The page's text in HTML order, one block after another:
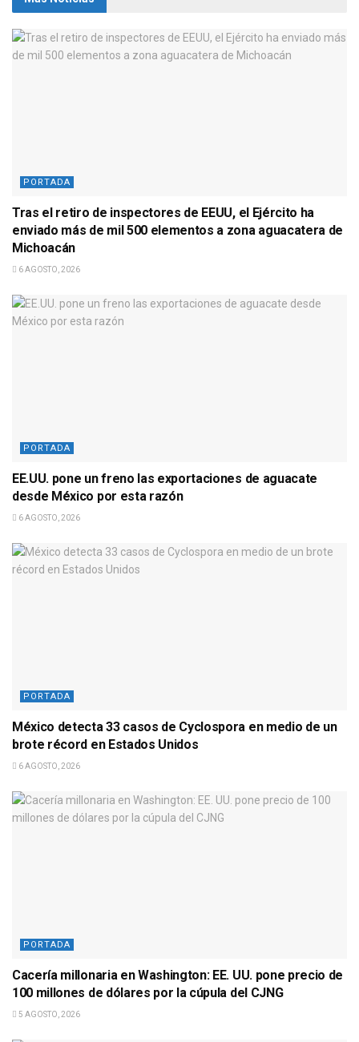
PORTADA
Tras el retiro de inspectores de EEUU, el Ejército ha
enviado más de mil 500 elementos a zona aguacatera de
Michoacán
6 AGOSTO, 2026
PORTADA
EE.UU. pone un freno las exportaciones de aguacate
desde México por esta razón
6 AGOSTO, 2026
PORTADA
México detecta 33 casos de Cyclospora en medio de un
brote récord en Estados Unidos
6 AGOSTO, 2026
PORTADA
Cacería millonaria en Washington: EE. UU. pone precio de
100 millones de dólares por la cúpula del CJNG
5 AGOSTO, 2026